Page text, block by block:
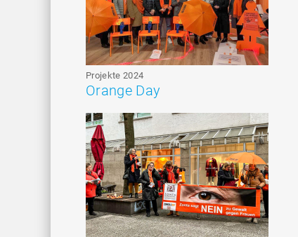
Projekte 2024
Orange Day